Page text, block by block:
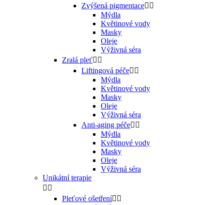
Zvýšená pigmentace 
Mýdla
Květinové vody
Masky
Oleje
Výživná séra
Zralá pleť 
Liftingová péče 
Mýdla
Květinové vody
Masky
Oleje
Výživná séra
Anti-aging péče 
Mýdla
Květinové vody
Masky
Oleje
Výživná séra
Unikátní terapie
 
Pleťové ošetření 